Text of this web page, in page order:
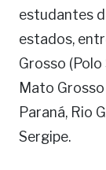
estudantes
estados,
Grosso
Mato Grosso
Paraná, Rio
Sergipe.